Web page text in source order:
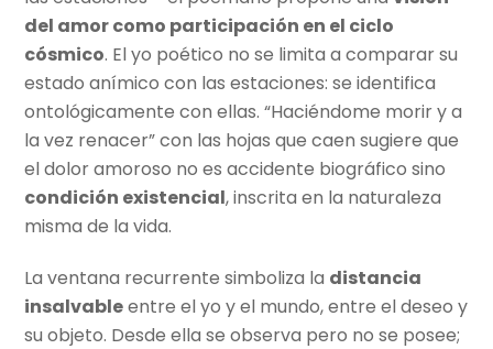
del amor como participación en el ciclo
cósmico. El yo poético no se limita a comparar su
estado anímico con las estaciones: se identifica
ontológicamente con ellas. “Haciéndome morir y a
la vez renacer” con las hojas que caen sugiere que
el dolor amoroso no es accidente biográfico sino
condición existencial, inscrita en la naturaleza
misma de la vida.
La ventana recurrente simboliza la distancia
insalvableentre el yo y el mundo, entre el deseo y
su objeto. Desde ella se observa pero no se posee;